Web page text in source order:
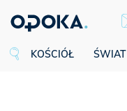
KOŚCIÓŁ ŚWIAT